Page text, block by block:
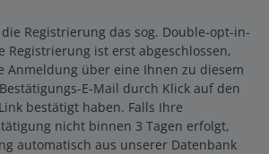
Registrierung das sog. Double-opt-in-
Registrierung ist erst abgeschlossen,
Anmeldung über eine Ihnen zu diesem
E-Mail durch Klick auf den
bestätigt haben. Falls Ihre
nicht binnen 3 Tagen erfolgt,
automatisch aus unserer Datenbank